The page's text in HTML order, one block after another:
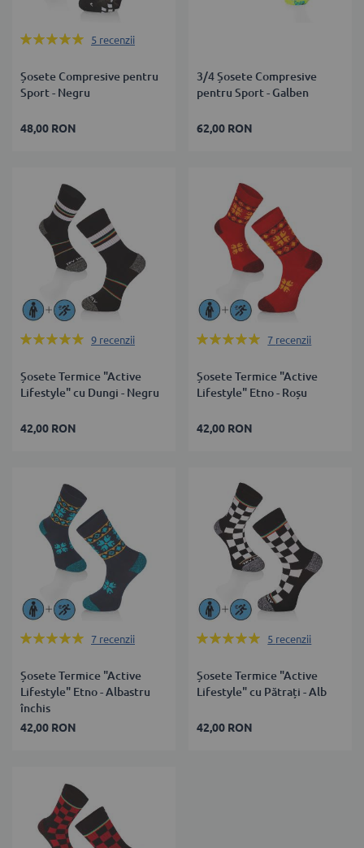
Rating:
5 recenzii
Șosete Compresive pentru
Sport - Negru
48,00 RON
3/4 Șosete Compresive
pentru Sport - Galben
62,00 RON
Rating:
9 recenzii
Șosete Termice "Active
Lifestyle" cu Dungi - Negru
42,00 RON
Rating:
7 recenzii
Șosete Termice "Active
Lifestyle" Etno - Roșu
42,00 RON
Rating:
7 recenzii
Șosete Termice "Active
Lifestyle" Etno - Albastru
închis
42,00 RON
Rating:
5 recenzii
Șosete Termice "Active
Lifestyle" cu Pătrați - Alb
42,00 RON